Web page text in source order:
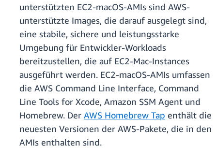
unterstützten EC2-macOS-AMIs sind AWS-
unterstützte Images, die darauf ausgelegt sind,
eine stabile, sichere und leistungsstarke
Umgebung für Entwickler-Workloads
bereitzustellen, die auf EC2-Mac-Instances
ausgeführt werden. EC2-macOS-AMIs umfassen
die AWS Command Line Interface, Command
Line Tools for Xcode, Amazon SSM Agent und
Homebrew. Der AWS Homebrew Tap enthält die
neuesten Versionen der AWS-Pakete, die in den
AMIs enthalten sind.